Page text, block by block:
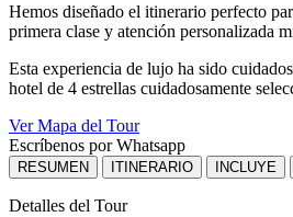
Hemos diseñado el itinerario perfecto
primera clase y atención personalizada
Esta experiencia de lujo ha sido
hotel de 4 estrellas cuidadosamente
Ver Mapa del Tour
Escríbenos por Whatsapp
RESUMEN ITINERARIO INCLUYE
Detalles del Tour